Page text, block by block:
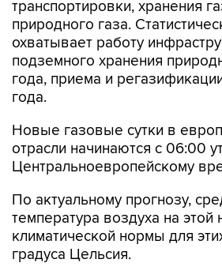
транспортировки, хранения
природного газа.
охватывает работу
подземного хранения
года, приема и
года.
Новые газовые сутки в
отрасли начинаются c 06:00
Центральноевропейскому
По актуальному прогнозу,
температура воздуха на
климатической нормы для
градуса Цельсия.